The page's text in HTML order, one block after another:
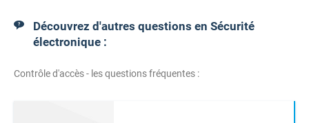
Découvrez d'autres questions en Sécurité
électronique :
Contrôle d'accès - les questions fréquentes :